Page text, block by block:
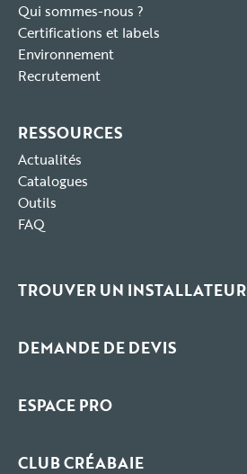
Qui sommes-nous ?
Certifications et labels
Environnement
Recrutement
RESSOURCES
Actualités
Catalogues
Outils
FAQ
TROUVER UN INSTALLATEUR
DEMANDE DE DEVIS
ESPACE PRO
CLUB CRÉABAIE